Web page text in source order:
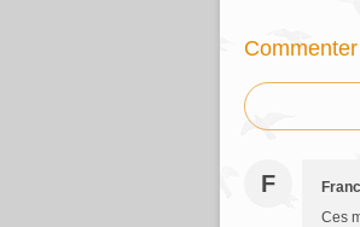
F
Ces